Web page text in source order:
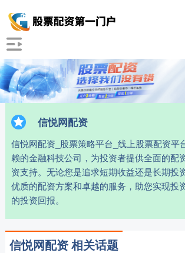
信悦网配资
信悦网配资_股票策略平台_线上股票配资平
赖的金融科技公司，为投资者提供全面的配
资支持。无论您是追求短期收益还是长期投
优质的配资方案和卓越的服务，助您实现投
的投资回报。
信悦网配资 相关话题